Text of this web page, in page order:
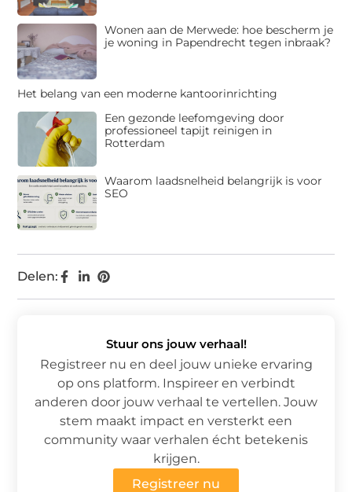
Delen:
Wonen aan de Merwede: hoe bescherm je
je woning in Papendrecht tegen inbraak?
Het belang van een moderne kantoorinrichting
Een gezonde leefomgeving door
professioneel tapijt reinigen in
Rotterdam
Waarom laadsnelheid belangrijk is voor
SEO
Stuur ons jouw verhaal!
Registreer nu en deel jouw unieke ervaring
op ons platform. Inspireer en verbindt
anderen door jouw verhaal te vertellen. Jouw
stem maakt impact en versterkt een
community waar verhalen écht betekenis
krijgen.
Registreer nu